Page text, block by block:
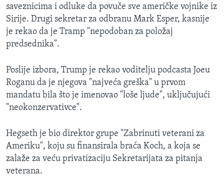
saveznicima i odluke da povuče sve američke vojnike iz
Sirije. Drugi sekretar za odbranu Mark Esper, kasnije
je rekao da je Tramp "nepodoban za položaj
predsednika".
Poslije izbora, Trump je rekao voditelju podcasta Joeu
Roganu da je njegova "najveća greška" u prvom
mandatu bila što je imenovao "loše ljude", uključujući
"neokonzervativce".
Hegseth je bio direktor grupe "Zabrinuti veterani za
Ameriku", koju su finansirala braća Koch, a koja se
zalaže za veću privatizaciju Sekretarijata za pitanja
veterana.